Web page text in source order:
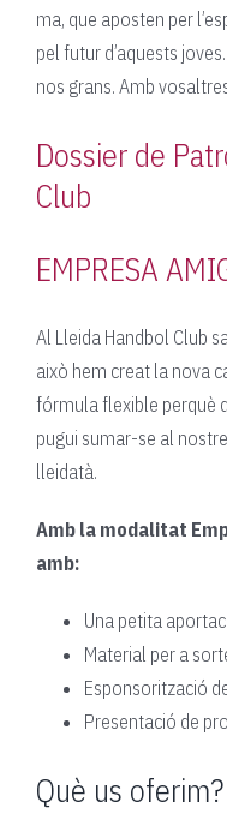
ma, que aposten per
pel futur d’aquests
nos grans. Amb
Dossier de
Club
EMPRESA
Al Lleida Handbol Club
això hem creat la nova
fórmula flexible perquè
pugui sumar-se al
lleidatà.
Amb la modalitat
amb:
Una petita
Material per a
Esponsorització
Presentació de
Què us oferim?